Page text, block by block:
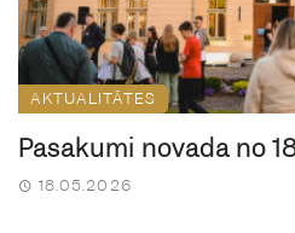
AKTUALITĀTES
Pasākumi novadā no
18.05.2026